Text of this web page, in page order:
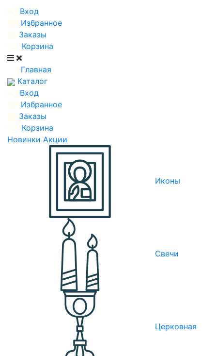
Вход
Избранное
Заказы
Корзина
Главная
Каталог
Вход
Избранное
Заказы
Корзина
Новинки Акции
Иконы
Свечи
Церковная